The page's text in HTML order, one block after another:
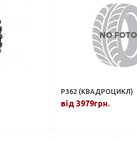
P362 (КВАДРОЦИКЛ)
від 3979грн.